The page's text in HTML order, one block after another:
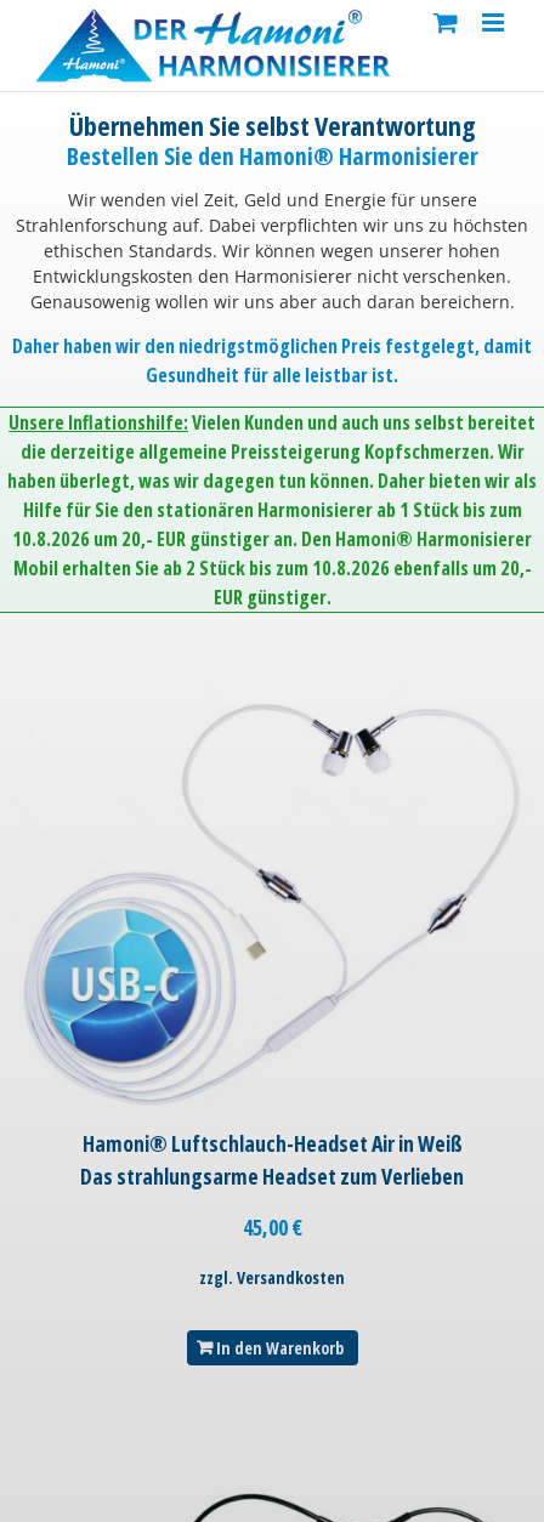
content
Übernehmen Sie selbst Verantwortung
Bestellen Sie den Hamoni® Harmonisierer
Wir wenden viel Zeit, Geld und Energie für unsere
Strahlenforschung auf. Dabei verpflichten wir uns zu höchsten
ethischen Standards. Wir können wegen unserer hohen
Entwicklungskosten den Harmonisierer nicht verschenken.
Genausowenig wollen wir uns aber auch daran bereichern.
Daher haben wir den niedrigstmöglichen Preis festgelegt, damit
Gesundheit für alle leistbar ist.
Unsere Inflationshilfe:Vielen Kunden und auch uns selbst bereitet
die derzeitige allgemeine Preissteigerung Kopfschmerzen. Wir
haben überlegt, was wir dagegen tun können. Daher bieten wir als
Hilfe für Sie den stationären Harmonisierer ab 1 Stück bis zum
10.8.2026 um 20,- EUR günstiger an. Den Hamoni® Harmonisierer
Mobil erhalten Sie ab 2 Stück bis zum 10.8.2026 ebenfalls um 20,-
EUR günstiger.
Hamoni® Luftschlauch-Headset Air in Weiß
Das strahlungsarme Headset zum Verlieben
45,00€
zzgl. Versandkosten
In den Warenkorb